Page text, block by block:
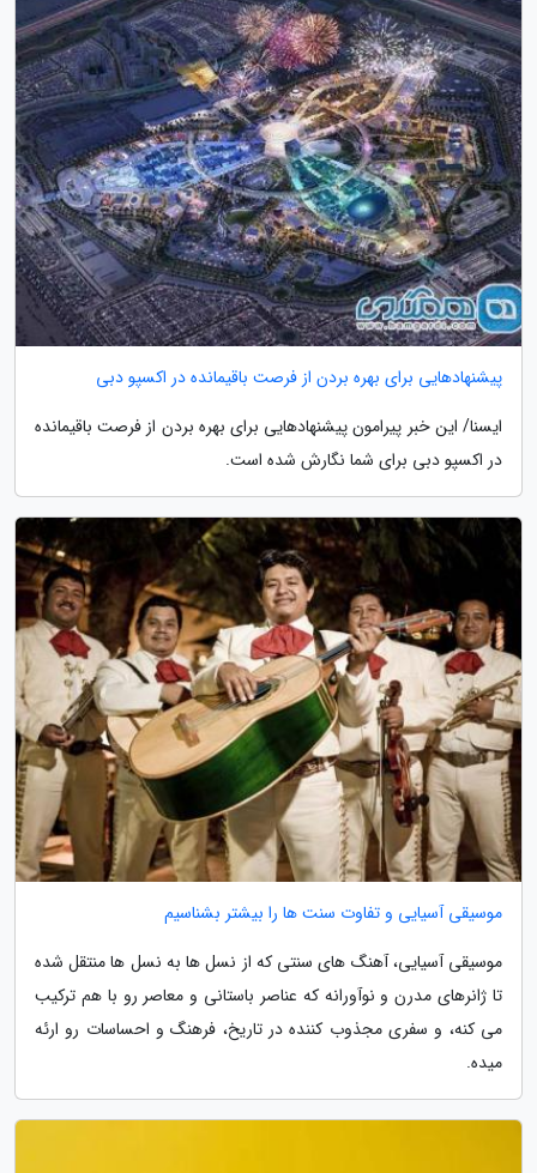
پیشنهادهایی برای بهره بردن از فرصت باقیمانده در اکسپو دبی
ایسنا/ این خبر پیرامون پیشنهادهایی برای بهره بردن از فرصت باقیمانده
در اکسپو دبی برای شما نگارش شده است.
موسیقی آسیایی و تفاوت سنت ها را بیشتر بشناسیم
موسیقی آسیایی، آهنگ های سنتی که از نسل ها به نسل ها منتقل شده
تا ژانرهای مدرن و نوآورانه که عناصر باستانی و معاصر رو با هم ترکیب
می کنه، و سفری مجذوب کننده در تاریخ، فرهنگ و احساسات رو ارئه
میده.